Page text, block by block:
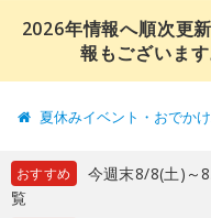
2026年情報へ順次更
報もございま
夏休みイベント・おでか
おすすめ
今週末8/8(土)～
覧